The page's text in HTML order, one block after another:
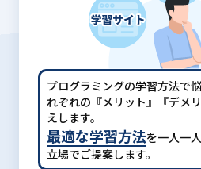
プログラミングの学習方法で
れぞれの『メリット』『デメ
えします。
最適な学習方法を一人一
立場でご提案します。